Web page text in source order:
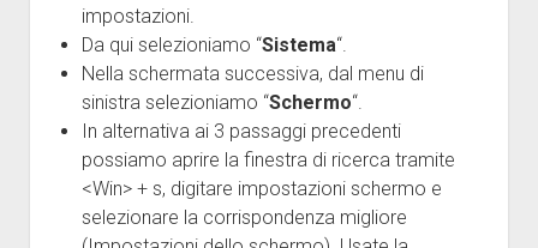
impostazioni.
Da qui selezioniamo “Sistema“.
Nella schermata successiva, dal menu di
sinistra selezioniamo “Schermo“.
In alternativa ai 3 passaggi precedenti
possiamo aprire la finestra di ricerca tramite
<Win> + s, digitare impostazioni schermo e
selezionare la corrispondenza migliore